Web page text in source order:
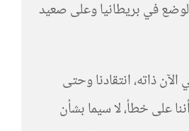
في بريطانيا وعلى صعيد
ذاته، انتقادنا وحتى
على خطأ، لا سيما بشأن